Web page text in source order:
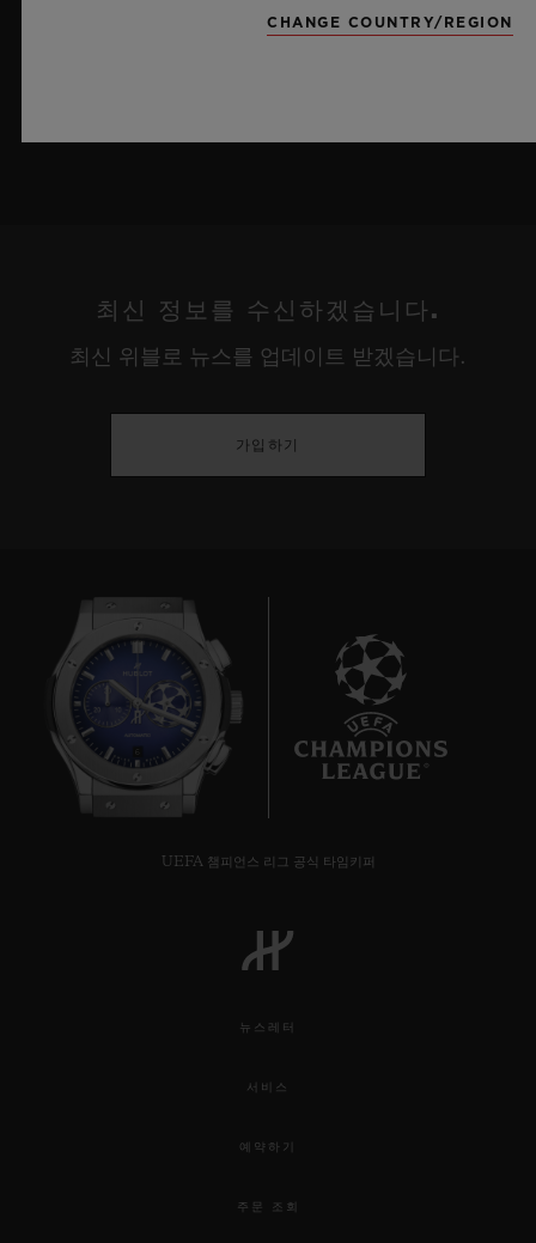
최신 정보를 수신하겠습니다.
최신 위블로 뉴스를 업데이트 받겠습니다.
가입하기
UEFA 챔피언스 리그 공식 타임키퍼
뉴스레터
서비스
예약하기
주문 조회
CHANGE COUNTRY/REGION